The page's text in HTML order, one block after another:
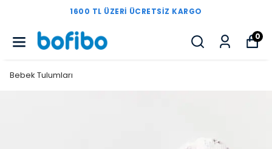
1600 TL ÜZERI ÜCRETSIZ KARGO
0
Bebek Tulumları